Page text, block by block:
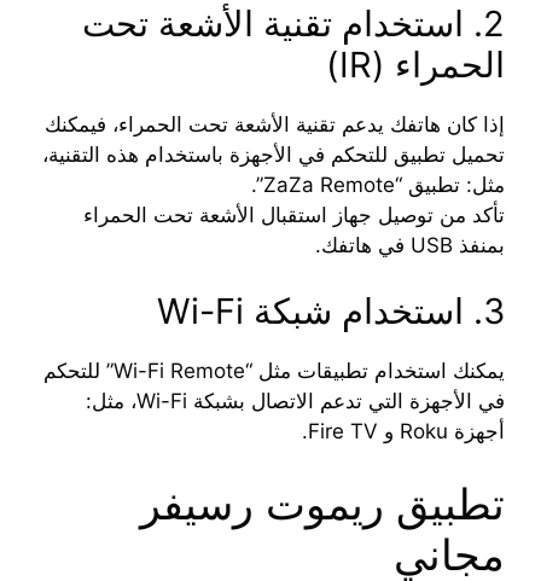
2. استخدام تقنية الأشعة تحت
الحمراء (IR)
إذا كان هاتفك يدعم تقنية الأشعة تحت الحمراء، فيمكنك
تحميل تطبيق للتحكم في الأجهزة باستخدام هذه التقنية،
مثل: تطبيق “ZaZa Remote”.
تأكد من توصيل جهاز استقبال الأشعة تحت الحمراء
بمنفذ USB في هاتفك.
3. استخدام شبكة Wi-Fi
يمكنك استخدام تطبيقات مثل “Wi-Fi Remote” للتحكم
في الأجهزة التي تدعم الاتصال بشبكة Wi-Fi، مثل:
أجهزة Roku و Fire TV.
تطبيق ريموت رسيفر
مجاني